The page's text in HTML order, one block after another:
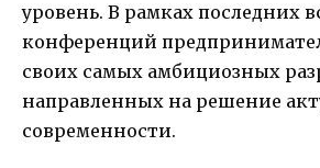
уровень. В рамках последних
конференций
своих самых амбициозных
направленных на решение
современности.